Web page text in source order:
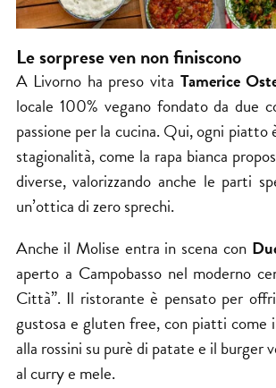
Le sorprese ven non finiscono
A Livorno ha preso vita Tamerice
locale 100% vegano fondato da due
passione per la cucina. Qui, ogni piatto
stagionalità, come la rapa bianca
diverse, valorizzando anche le parti
un’ottica di zero sprechi.
Anche il Molise entra in scena con
aperto a Campobasso nel moderno
Città”. Il ristorante è pensato per
gustosa e gluten free, con piatti
alla rossini su purè di patate e il burger
al curry e mele.